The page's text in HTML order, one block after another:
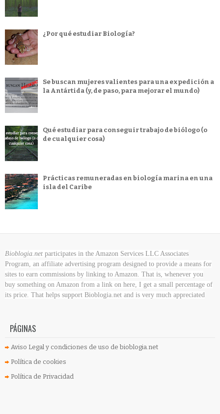
¿Por qué estudiar Biología?
Se buscan mujeres valientes para una expedición a
la Antártida (y, de paso, para mejorar el mundo)
Qué estudiar para conseguir trabajo de biólogo (o
de cualquier cosa)
Prácticas remuneradas en biología marina en una
isla del Caribe
Bioblogia.net participates in the Amazon Services LLC Associates
Program, an affiliate advertising program designed to provide a means for
sites to earn commissions by linking to Amazon. That is, whenever you
buy something on Amazon from a link on here, I get a small percentage of
its price. That helps support Bioblogia.net and is very much appreciated
PÁGINAS
Aviso Legal y condiciones de uso de bioblogia.net
Política de cookies
Política de Privacidad